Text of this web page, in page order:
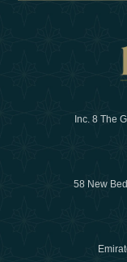
Inc. 8 The
58 New